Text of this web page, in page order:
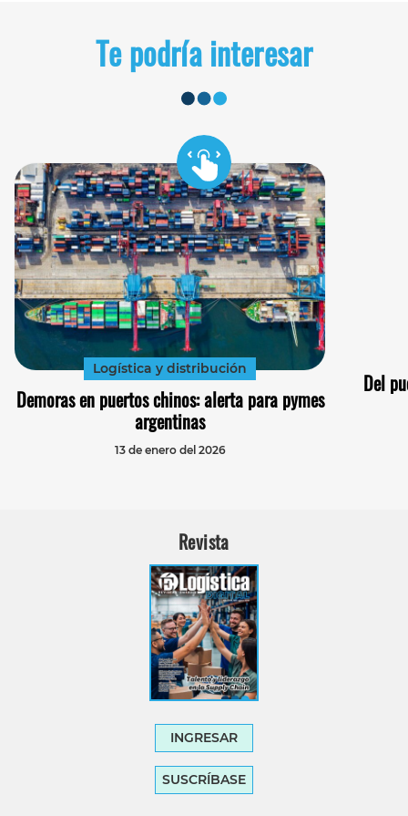
Te podría interesar
Logística y distribución
Demoras en puertos chinos: alerta para pymes
argentinas
13 de enero del 2026
Del
Revista
INGRESAR
SUSCRÍBASE